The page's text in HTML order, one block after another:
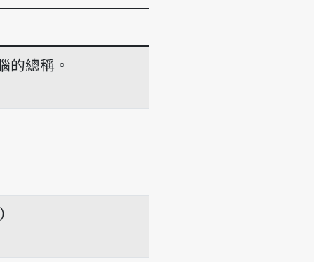
的總稱。
khak-tshé